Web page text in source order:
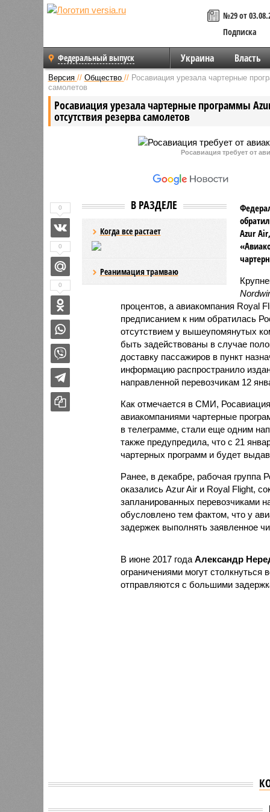
№29 от
Подписка
Федеральный выпуск Украина Власть
Версия // Общество // Росавиация урезала чартерные
самолетов
Росавиация урезала чартерные программы
отсутствия резерва самолетов
Росавиация требует от
В РАЗДЕЛЕ
Когда все растает
Реанимация трамваю
Azur
процентов, а авиакомпания Royal
предписанием к ним обратилась
отсутствием у вышеупомянутых
быть задействованы в случае
доставку пассажиров в пункт
информацию распространило
направленной перевозчикам 12
Как отмечается в СМИ,
авиакомпаниями чартерные
в телеграмме, стали еще одним
также предупредила, что с 21
чартерных программ и будет
Ранее, в декабре, рабочая группа
оказались Azur Air и Royal Flight,
запланированных перевозчиками
обусловлено тем фактом, что у
задержек выполнять заявленное
В июне 2017 года Александр
ограничениями могут
отправляются с большими
0
0
0
Три самолёта Azur Air
Azur